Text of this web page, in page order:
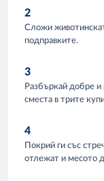
2
Сложи
подправките.
3
Разбъркай добре
сместа в трите
4
Покрий ги със
отлежат и месото